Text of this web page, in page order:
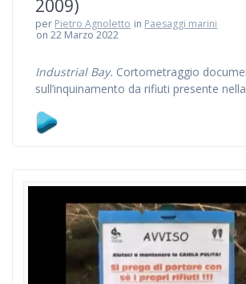
2009)
per Pietro Agnoletto in Paesaggi marini
on 22 Marzo 2022
Industrial Bay. Cortometraggio
sull’inquinamento da rifiuti presente